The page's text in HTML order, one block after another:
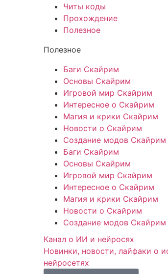
Читы коды
Прохождение
Полезное
Полезное
Баги Скайрим
Основы Скайрим
Игровой мир Скайрим
Интересное о Скайрим
Магия и крики Скайрим
Новости о Скайрим
Создание модов Скайрим
Баги Скайрим
Основы Скайрим
Игровой мир Скайрим
Интересное о Скайрим
Магия и крики Скайрим
Новости о Скайрим
Создание модов Скайрим
Канал о ИИ и нейросях
Новинки, новости, лайфаки о
нейросетях